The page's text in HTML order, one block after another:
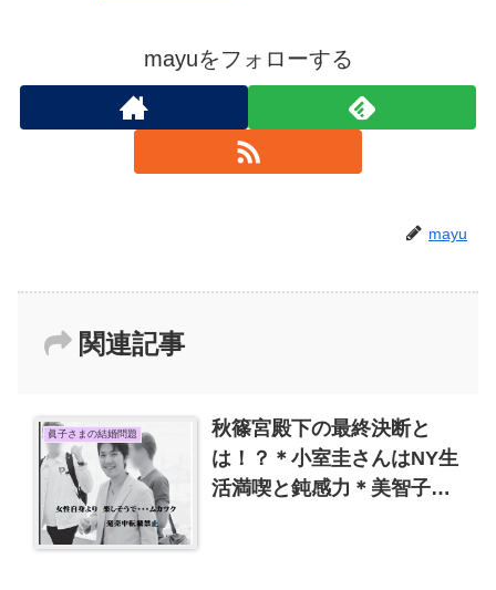
mayuをフォローする
mayu
関連記事
眞子さまの結婚問題
秋篠宮殿下の最終決断と
は！？＊小室圭さんはNY生
活満喫と鈍感力＊美智子さ